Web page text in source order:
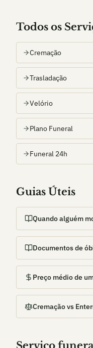
Todos os
Cremação
Trasladação
Velório
Plano Funeral
Funeral 24h
Guias Úteis
Quando alguém
Documentos de
Preço médio de
Cremação vs
Serviço